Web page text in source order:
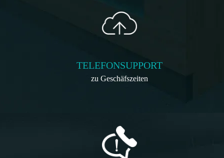
TELEFONSUPPORT
zu Geschäfszeiten